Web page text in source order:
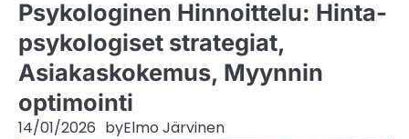
Psykologinen Hinnoittelu: Hinta-
psykologiset strategiat,
Asiakaskokemus, Myynnin
optimointi
14/01/2026 byElmo Järvinen